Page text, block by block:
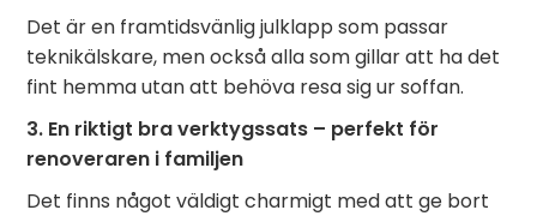
Det är en framtidsvänlig julklapp som passar
teknikälskare, men också alla som gillar att ha det
fint hemma utan att behöva resa sig ur soffan.
3. En riktigt bra verktygssats – perfekt för
renoveraren i familjen
Det finns något väldigt charmigt med att ge bort